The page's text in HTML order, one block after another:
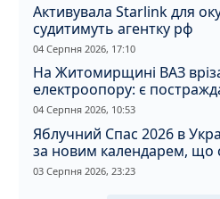
Активувала Starlink для
судитимуть агентку рф
04 Серпня 2026, 17:10
На Житомирщині ВАЗ
електроопору: є
04 Серпня 2026, 10:53
Яблучний Спас 2026 в
за новим календарем, що
прикмети дня
03 Серпня 2026, 23:23